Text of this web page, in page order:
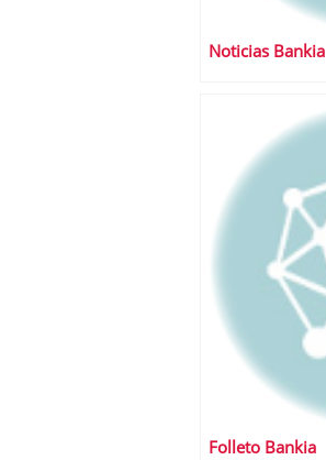
Noticias Bankia
Folleto Bankia